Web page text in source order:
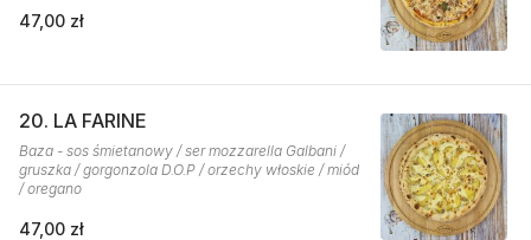
47,00 zł
20. LA FARINE
Baza - sos śmietanowy / ser mozzarella Galbani /
gruszka / gorgonzola D.O.P / orzechy włoskie / miód
/ oregano
47,00 zł